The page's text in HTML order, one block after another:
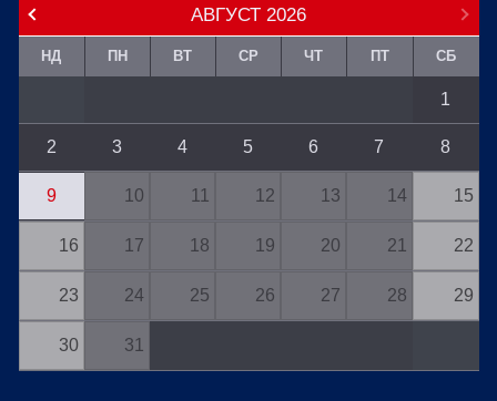
АВГУСТ 2026
НД ПН ВТ СР ЧТ ПТ СБ
1
2 3 4 5 6 7 8
9 10 11 12 13 14 15
16 17 18 19 20 21 22
23 24 25 26 27 28 29
30 31